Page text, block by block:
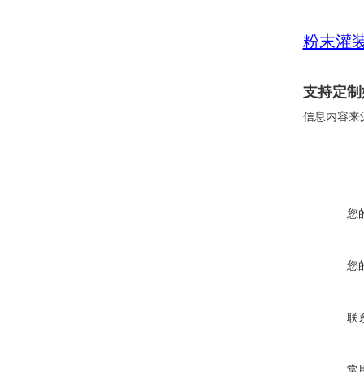
粉末灌
支持定
信息内容来
您
您
联